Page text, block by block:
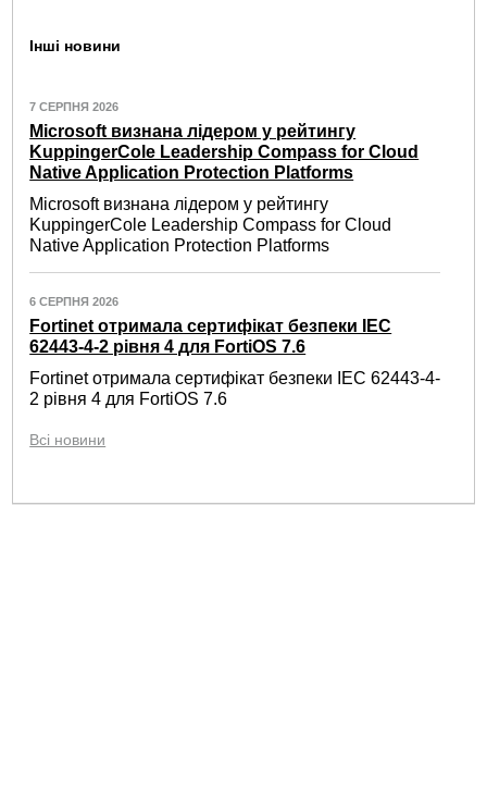
Інші новини
7 СЕРПНЯ 2026
Microsoft визнана лідером у рейтингу
KuppingerCole Leadership Compass for Cloud
Native Application Protection Platforms
Microsoft визнана лідером у рейтингу
KuppingerCole Leadership Compass for Cloud
Native Application Protection Platforms
6 СЕРПНЯ 2026
Fortinet отримала сертифікат безпеки IEC
62443-4-2 рівня 4 для FortiOS 7.6
Fortinet отримала сертифікат безпеки IEC 62443-4-
2 рівня 4 для FortiOS 7.6
Всі новини